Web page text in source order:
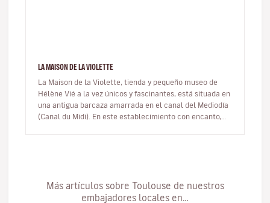
LA MAISON DE LA VIOLETTE
La Maison de la Violette, tienda y pequeño museo de
Hélène Vié a la vez únicos y fascinantes, está situada en
una antigua barcaza amarrada en el canal del Mediodía
(Canal du Midi). En este establecimiento con encanto,
Más artículos sobre Toulouse de nuestros
embajadores locales en…